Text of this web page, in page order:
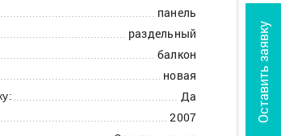
Оставить заявку
панель
раздельный
балкон
новая
Да
2007